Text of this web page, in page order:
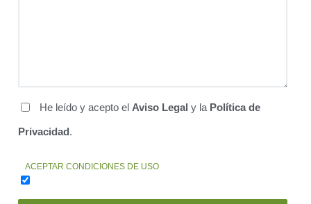
He leído y acepto el Aviso Legal y la Política de
Privacidad.
ACEPTAR CONDICIONES DE USO